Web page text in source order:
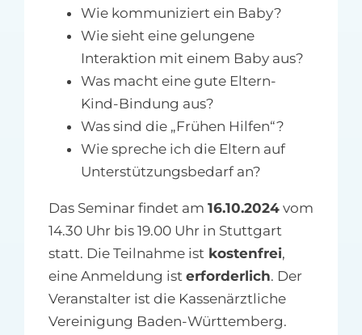
Wie kommuniziert ein Baby?
Wie sieht eine gelungene
Interaktion mit einem Baby aus?
Was macht eine gute Eltern-
Kind-Bindung aus?
Was sind die „Frühen Hilfen“?
Wie spreche ich die Eltern auf
Unterstützungsbedarf an?
Das Seminar findet am 16.10.2024vom
14.30 Uhr bis 19.00 Uhr in Stuttgart
statt. Die Teilnahme ist kostenfrei,
eine Anmeldung ist erforderlich. Der
Veranstalter ist die Kassenärztliche
Vereinigung Baden-Württemberg.